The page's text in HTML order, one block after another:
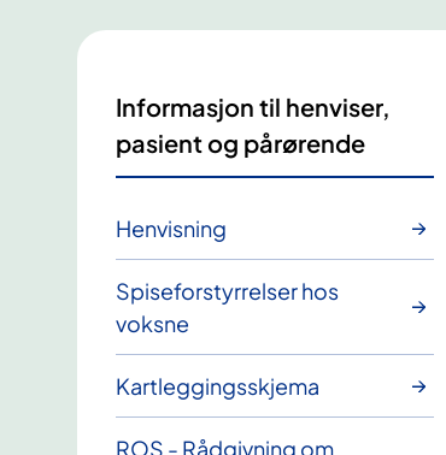
Informasjon til henviser,
pasient og pårørende
Henvisning
Spiseforstyrrelser hos
voksne
Kartleggingsskjema
ROS - Rådgivning om